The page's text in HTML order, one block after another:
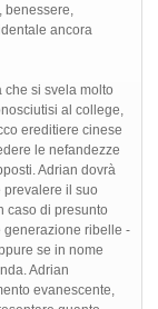
benessere,
ancora
che si svela molto
al college,
ereditiere cinese
le nefandezze
Adrian dovrà
il suo
caso di presunto
generazione ribelle -
se in nome
Adrian
evanescente,